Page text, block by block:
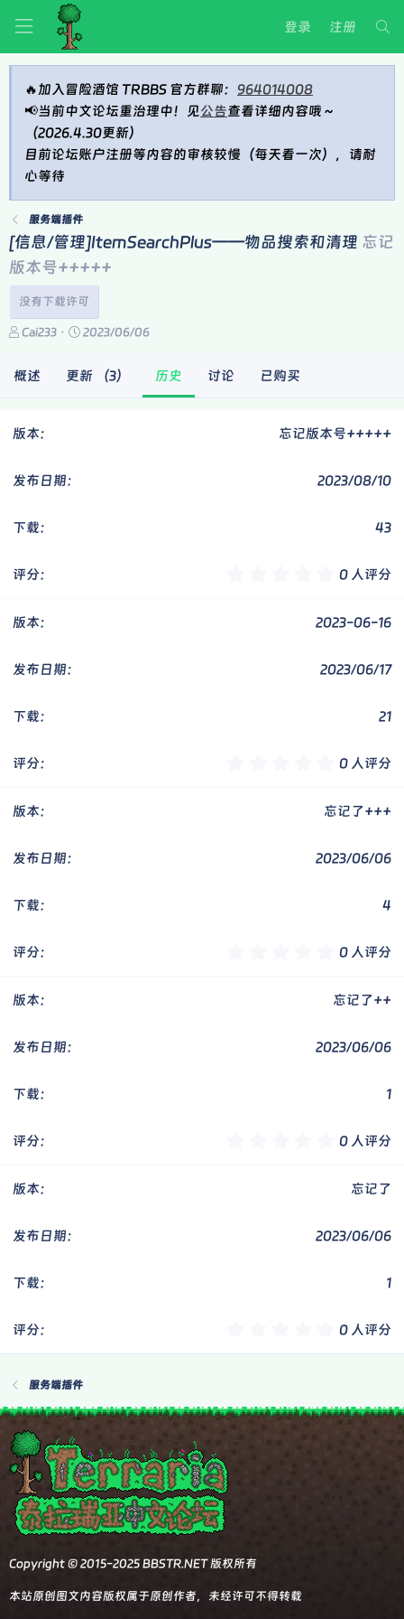
登录 注册
🔥加入冒险酒馆 TRBBS 官方群聊： 964014008
📢当前中文论坛重治理中！见公告查看详细内容哦～
（2026.4.30更新）
目前论坛账户注册等内容的审核较慢（每天看一次），请耐
心等待
服务端插件
[信息/管理]ItemSearchPlus——物品搜索和清理 忘记
版本号+++++
没有下载许可
作
Cai233
创
日
期
2023/06/06
概述 更新 （3） 历史 讨论 已购买
忘记版本号+++++
2023/08/10
43
0
0
0 人评分
2023-06-16
2023/06/17
21
0
0
0 人评分
忘记了+++
2023/06/06
4
0
0
0 人评分
忘记了++
2023/06/06
1
0
0 人评分
忘记了
2023/06/06
1
0
0 人评分
服务端插件
Copyright © 2015-2025 BBSTR.NET 版权所有
本站原创图文内容版权属于原创作者，未经许可不得转载